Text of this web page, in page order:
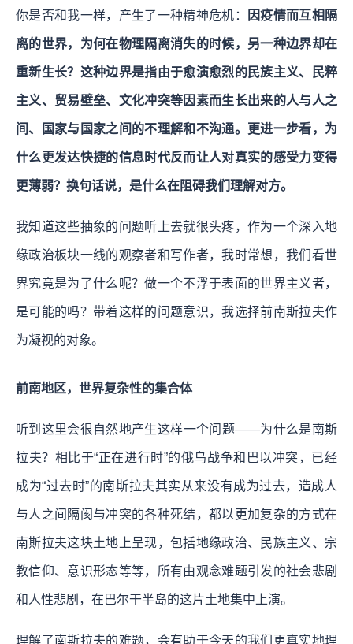
你是否和我一样，产生了一种精神危机： 因疫情而互相隔
离的世界，为何在物理隔离消失的时候，另一种边界却在
重新生长？这种边界是指由于愈演愈烈的民族主义、民粹
主义、贸易壁垒、文化冲突等因素而生长出来的人与人之
间、国家与国家之间的不理解和不沟通。更进一步看，为
什么更发达快捷的信息时代反而让人对真实的感受力变得
更薄弱？换句话说，是什么在阻碍我们理解对方。
我知道这些抽象的问题听上去就很头疼，作为一个深入地
缘政治板块一线的观察者和写作者，我时常想，我们看世
界究竟是为了什么呢？做一个不浮于表面的世界主义者，
是可能的吗？带着这样的问题意识，我选择前南斯拉夫作
为凝视的对象。
前南地区，世界复杂性的集合体
听到这里会很自然地产生这样一个问题——为什么是南斯
拉夫？相比于“正在进行时”的俄乌战争和巴以冲突，已经
成为“过去时”的南斯拉夫其实从来没有成为过去，造成人
与人之间隔阂与冲突的各种死结，都以更加复杂的方式在
南斯拉夫这块土地上呈现，包括地缘政治、民族主义、宗
教信仰、意识形态等等，所有由观念难题引发的社会悲剧
和人性悲剧，在巴尔干半岛的这片土地集中上演。
理解了南斯拉夫的难题，会有助于今天的我们更真实地理